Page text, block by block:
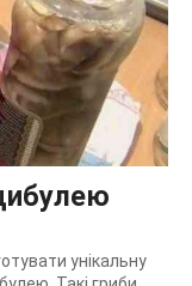
унікальну